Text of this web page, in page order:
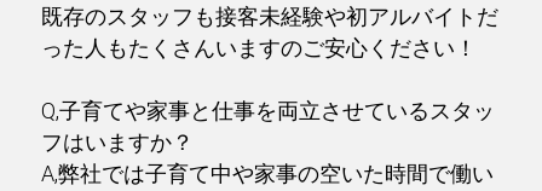
既存のスタッフも接客未経験や初アルバイトだ
った人もたくさんいますのご安心ください！
Q,子育てや家事と仕事を両立させているスタッ
フはいますか？
A,弊社では子育て中や家事の空いた時間で働い